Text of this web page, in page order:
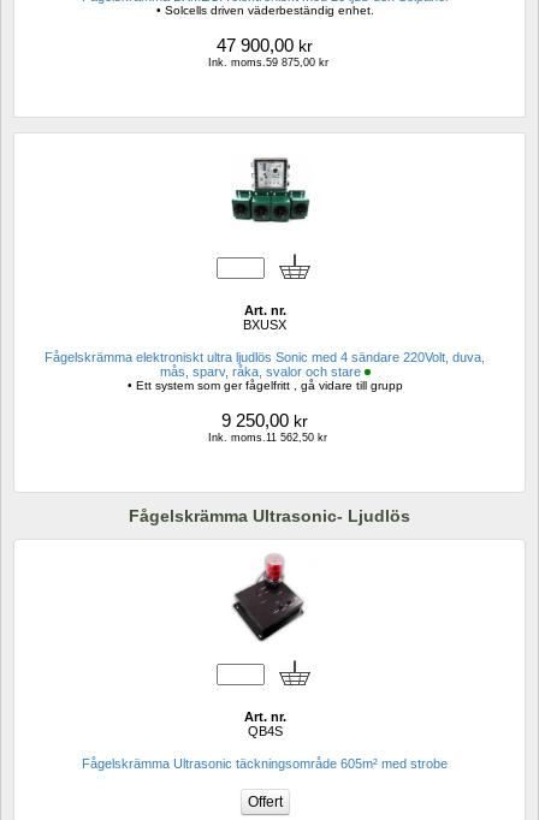
• Solcells driven väderbeständig enhet.
47 900,00 kr
Ink. moms.59 875,00 kr
Art. nr.
BXUSX
Fågelskrämma elektroniskt ultra ljudlös Sonic med 4 sändare 220Volt, duva,
mås, sparv, råka, svalor och stare
• Ett system som ger fågelfritt , gå vidare till grupp
9 250,00 kr
Ink. moms.11 562,50 kr
Fågelskrämma Ultrasonic- Ljudlös
Art. nr.
QB4S
Fågelskrämma Ultrasonic täckningsområde 605m² med strobe